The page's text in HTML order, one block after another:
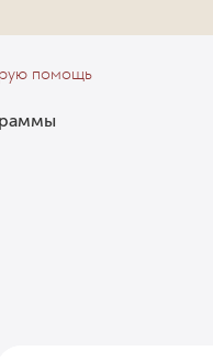
помощь